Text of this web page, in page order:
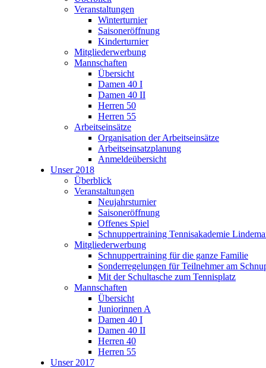
Veranstaltungen
Winterturnier
Saisoneröffnung
Kinderturnier
Mitgliederwerbung
Mannschaften
Übersicht
Damen 40 I
Damen 40 II
Herren 50
Herren 55
Arbeitseinsätze
Organisation der Arbeitseinsätze
Arbeitseinsatzplanung
Anmeldeübersicht
Unser 2018
Überblick
Veranstaltungen
Neujahrsturnier
Saisoneröffnung
Offenes Spiel
Schnuppertraining Tennisakademie
Mitgliederwerbung
Schnuppertraining für die ganze Familie
Sonderregelungen für Teilnehmer am
Mit der Schultasche zum Tennisplatz
Mannschaften
Übersicht
Juniorinnen A
Damen 40 I
Damen 40 II
Herren 40
Herren 55
Unser 2017